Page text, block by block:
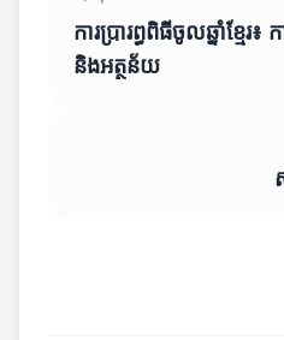
ការប្រារព្ធពិធីចូលឆ្នាំខ្មែ
និងអត្ថន័យ